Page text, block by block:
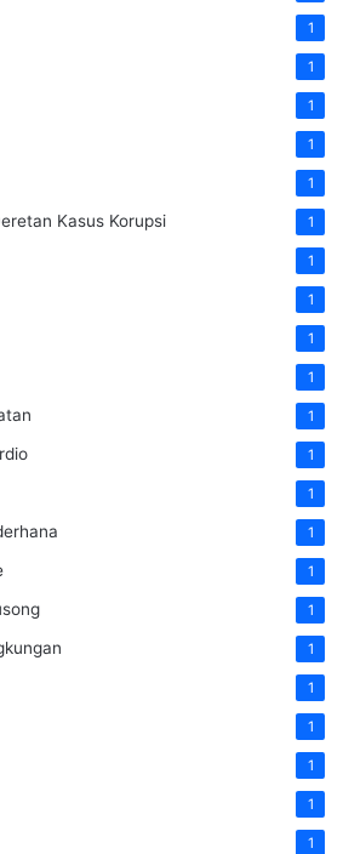
1
1
1
1
1
Kasus Korupsi 1
1
1
1
1
1
1
1
1
1
1
1
1
1
1
1
1